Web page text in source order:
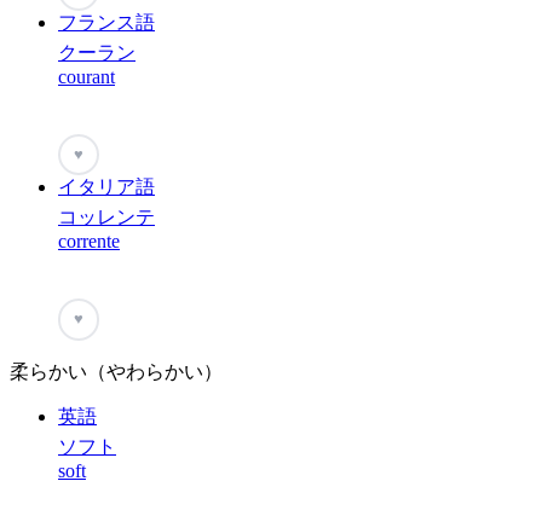
フランス語
クーラン
courant
♥
イタリア語
コッレンテ
corrente
♥
柔らかい（やわらかい）
英語
ソフト
soft